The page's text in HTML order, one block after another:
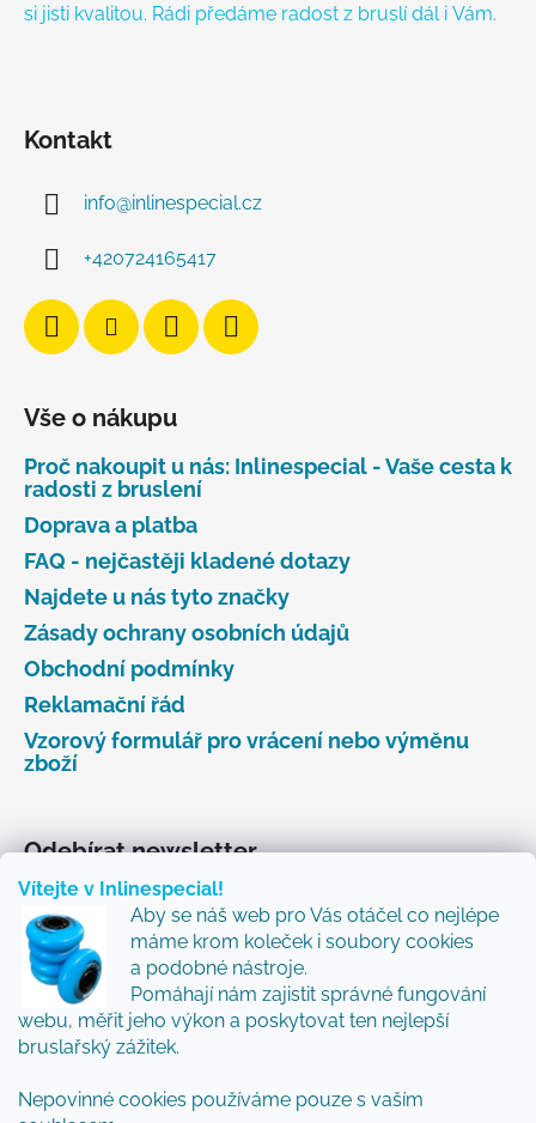
Vítejte v Inlinespecial!
Aby se náš web pro Vás otáčel co nejlépe
máme krom koleček i soubory cookies
a podobné nástroje.
Pomáhají nám zajistit správné fungování
webu, měřit jeho výkon a poskytovat ten nejlepší
bruslařský zážitek.
Nepovinné cookies používáme pouze s vaším
si jisti kvalitou. Rádi předáme radost z bruslí dál i Vám.
Kontakt
info@inlinespecial.cz
+420724165417
Vše o nákupu
Proč nakoupit u nás: Inlinespecial - Vaše cesta k
radosti z bruslení
Doprava a platba
FAQ - nejčastěji kladené dotazy
Najdete u nás tyto značky
Zásady ochrany osobních údajů
Obchodní podmínky
Reklamační řád
Vzorový formulář pro vrácení nebo výměnu
zboží
Odebírat newsletter
Vložte svůj e-mail a my vám budeme zasílat informace
o nových produktech na našem e-shopu.
Přidejte se k nám a my Vám budeme zasílat ty nejlepší
novinky a tipy.
E-mail
Vložením e-mailu souhlasíte spodmínkami